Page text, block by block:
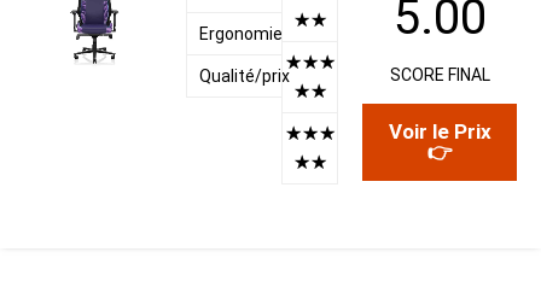
Ergonomie
Qualité/prix
☆☆
☆☆☆
☆☆
☆☆☆
☆☆
5.00
SCORE FINAL
Voir le Prix
👉